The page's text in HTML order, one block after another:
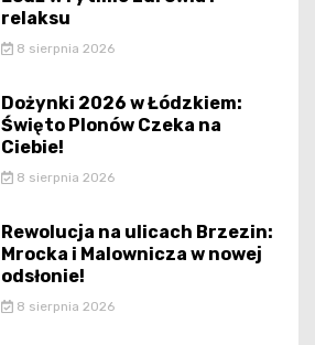
relaksu
8 sierpnia 2026
Dożynki 2026 w Łódzkiem:
Święto Plonów Czeka na
Ciebie!
8 sierpnia 2026
Rewolucja na ulicach Brzezin:
Mrocka i Malownicza w nowej
odsłonie!
8 sierpnia 2026